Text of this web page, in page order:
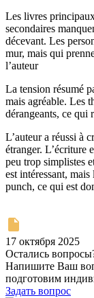
Les livres
secondaires
décevant. Les
mur, mais qui
l’auteur
La tension résumé
mais agréable. Les
dérangeants, ce qui
L’auteur a réussi à
étranger. L’écriture
peu trop simplistes
est intéressant,
punch, ce qui est
17 октября 2025
Остались
Напишите Ваш
подготовим
Задать вопрос